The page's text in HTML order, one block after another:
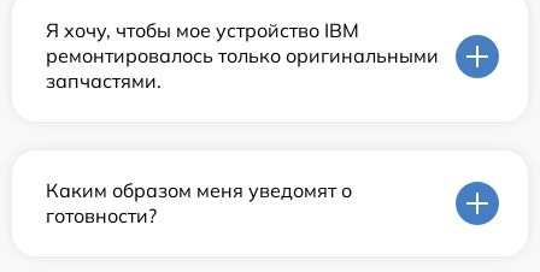
Я хочу, чтобы мое устройство IBM
ремонтировалось только оригинальными
запчастями.
Каким образом меня уведомят о
готовности?